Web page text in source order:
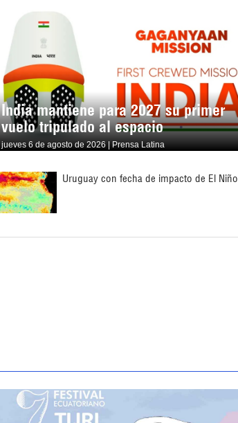
India mantiene para 2027 su primer
vuelo tripulado al espacio
jueves 6 de agosto de 2026 | Prensa Latina
Uruguay con fecha de impacto de El Niño